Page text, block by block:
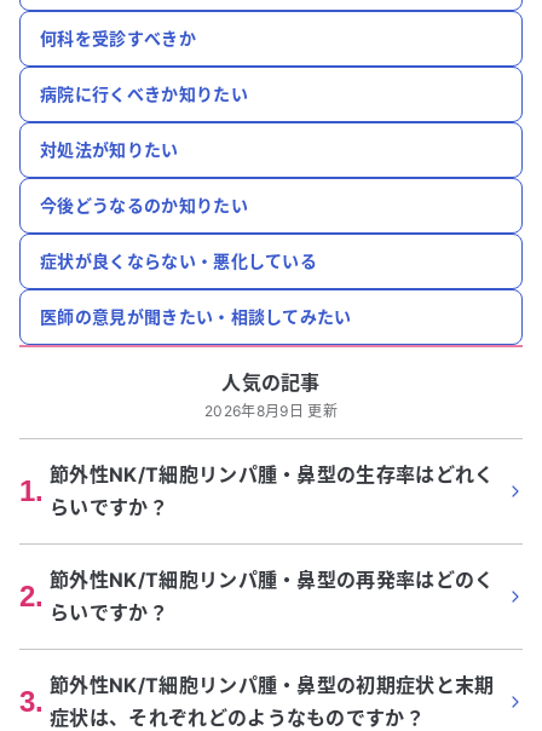
何科を受診すべきか
病院に行くべきか知りたい
対処法が知りたい
今後どうなるのか知りたい
症状が良くならない・悪化している
医師の意見が聞きたい・相談してみたい
人気の記事
2026年8月9日 更新
1. 節外性NK/T細胞リンパ腫・鼻型の生存率はどれく
らいですか？
2. 節外性NK/T細胞リンパ腫・鼻型の再発率はどのく
らいですか？
3. 節外性NK/T細胞リンパ腫・鼻型の初期症状と末期
症状は、それぞれどのようなものですか？